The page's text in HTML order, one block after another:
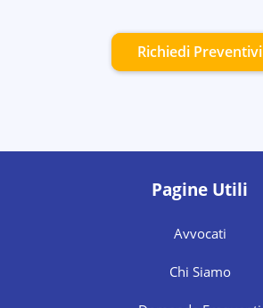
Richiedi Preventivi
Pagine Utili
Avvocati
Chi Siamo